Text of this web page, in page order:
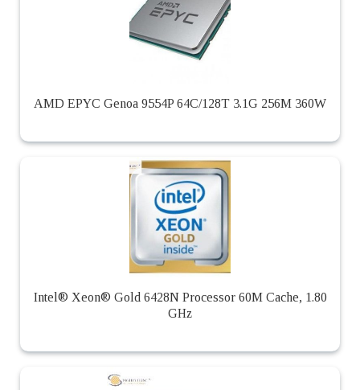
AMD EPYC Genoa 9554P 64C/128T 3.1G 256M 360W
Intel® Xeon® Gold 6428N Processor 60M Cache, 1.80
GHz